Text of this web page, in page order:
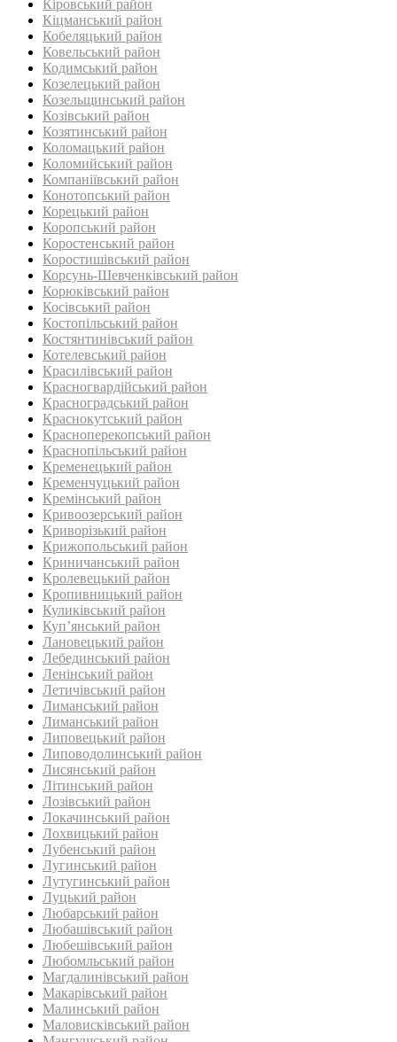
Кіровський район
Кіцманський район
Кобеляцький район‎
Ковельський район
Кодимський район
Козелецький район
Козельщинський район
Козівський район
Козятинський район
Коломацький район
Коломийський район
Компаніївський район
Конотопський район
Корецький район
Коропський район
Коростенський район
Коростишівський район‎
Корсунь-Шевченківський район
Корюківський район
Косівський район
Костопільський район
Костянтинівський район‎
Котелевський район
Красилівський район
Красногвардійський район
Красноградський район
Краснокутський район
Красноперекопський район
Краснопільський район
Кременецький район
Кременчуцький район
Кремінський район‎
Кривоозерський район‎
Криворізький район
Крижопольський район
Криничанський район
Кролевецький район‎
Кропивницький район
Куликівський район
Куп’янський район
Лановецький район
Лебединський район
Ленінський район
Летичівський район
Лиманський район
Лиманський район
Липовецький район
Липоводолинський район
Лисянський район
Літинський район
Лозівський район
Локачинський район
Лохвицький район
Лубенський район
Лугинський район‎
Лутугинський район
Луцький район
Любарський район‎
Любашівський район‎
Любешівський район
Любомльський район
Магдалинівський район
Макарівський район
Малинський район
Маловисківський район